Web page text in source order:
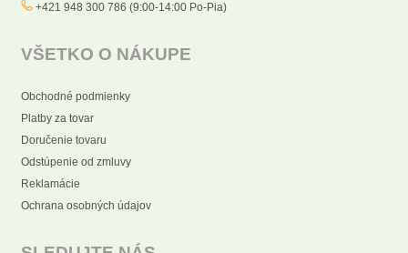
+421 948 300 786 (9:00-14:00 Po-Pia)
VŠETKO O NÁKUPE
Obchodné podmienky
Platby za tovar
Doručenie tovaru
Odstúpenie od zmluvy
Reklamácie
Ochrana osobných údajov